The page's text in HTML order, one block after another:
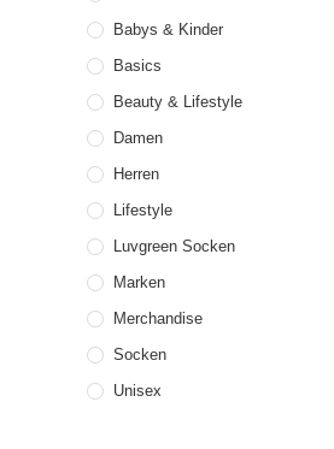
Babys & Kinder
Basics
Beauty & Lifestyle
Damen
Herren
Lifestyle
Luvgreen Socken
Marken
Merchandise
Socken
Unisex